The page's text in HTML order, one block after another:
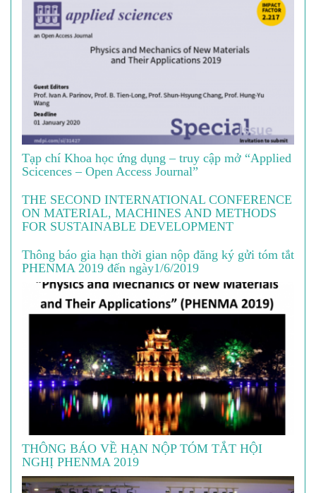
Tạp chí Khoa học ứng dụng – truy cập mở “Applied
Scicences – Open Access Journal”
THE SECOND INTERNATIONAL CONFERENCE
ON MATERIAL, MACHINES AND METHODS
FOR SUSTAINABLE DEVELOPMENT
Thông báo gia hạn thời gian nộp đăng ký gửi tóm tắt
PHENMA 2019 đến ngày1/6/2019
THÔNG BÁO VỀ HẠN NỘP TÓM TẮT HỘI
NGHỊ PHENMA 2019